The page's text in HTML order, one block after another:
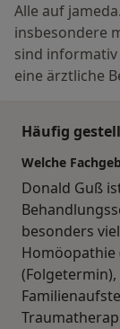
Alle auf
insbesondere
sind
eine ärztliche
Häufig
Welche
Donald Guß
besonders
(Folgetermin),